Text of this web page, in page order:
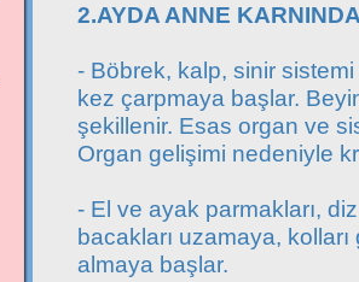
2.AYDA ANNE
- Böbrek, kalp, sinir
kez çarpmaya başlar.
şekillenir. Esas organ ve
Organ gelişimi nedeniyle
- El ve ayak parmakları,
bacakları uzamaya,
almaya başlar.